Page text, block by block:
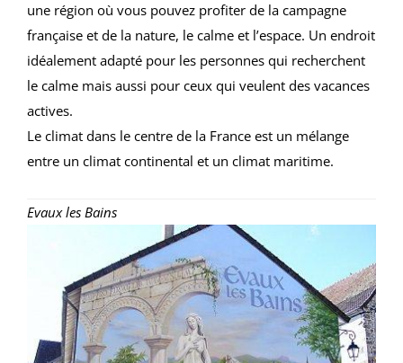
une région où vous pouvez profiter de la campagne
française et de la nature, le calme et l’espace. Un endroit
idéalement adapté pour les personnes qui recherchent
le calme mais aussi pour ceux qui veulent des vacances
actives.
Le climat dans le centre de la France est un mélange
entre un climat continental et un climat maritime.
Evaux les Bains